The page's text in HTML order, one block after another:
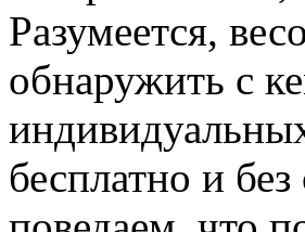
Разумеется,
обнаружить с
бесплатно и